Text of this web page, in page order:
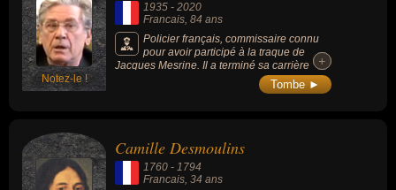
Notez-le !
1935 - 2020
Francais, 84 ans
Policier français, commissaire connu
pour avoir participé à la traque de
Jacques Mesrine. Il a terminé sa carrière
comme Contrôleur Général de la Police
nationale et fut chef adjoint de la brigade de
le crime organisé).
+
+
Tombe ►
Camille Desmoulins
1760 - 1794
Francais, 34 ans